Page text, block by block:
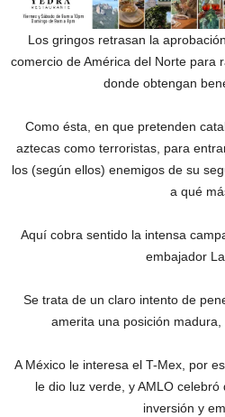
Los gringos retrasan la
comercio de América del Norte para
donde obtengan
Como ésta, en que pretenden
aztecas como terroristas, para
los (según ellos) enemigos de su
a qué
Aquí cobra sentido la intensa
embajador
Se trata de un claro intento de
amerita una posición madura,
A México le interesa el T-Mex, por
le dio luz verde, y AMLO
inversión y